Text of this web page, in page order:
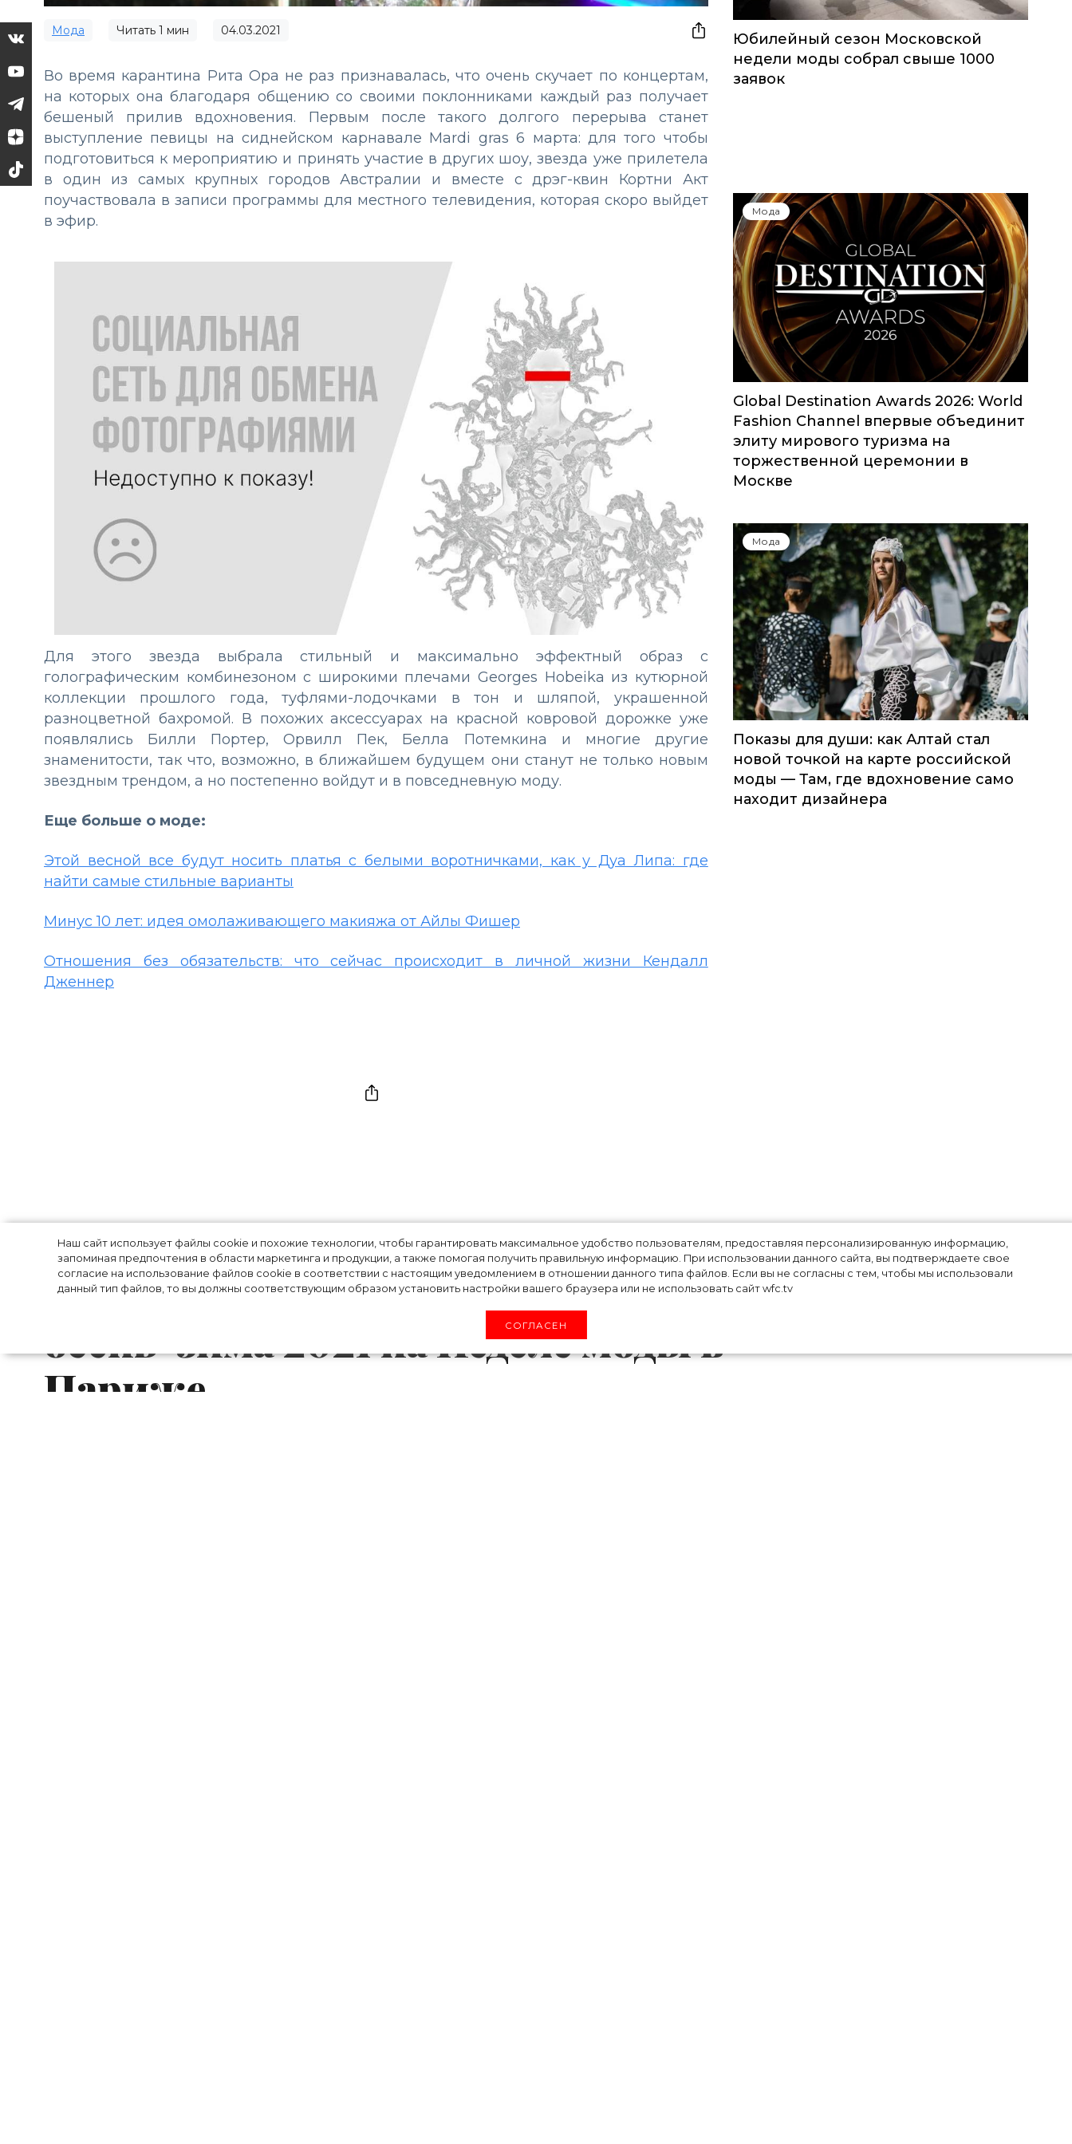
Наш сайт использует файлы cookie и похожие технологии, чтобы гарантировать максимальное удобство пользователям, предоставляя персонализированную информацию,
запоминая предпочтения в области маркетинга и продукции, а также помогая получить правильную информацию. При использовании данного сайта, вы подтверждаете свое
согласие на использование файлов cookie в соответствии с настоящим уведомлением в отношении данного типа файлов. Если вы не согласны с тем, чтобы мы использовали
данный тип файлов, то вы должны соответствующим образом установить настройки вашего браузера или не использовать сайт wfc.tv
СОГЛАСЕН
Мода Читать 1 мин 04.03.2021
Во время карантина Рита Ора не раз признавалась, что очень скучает по концертам,
на которых она благодаря общению со своими поклонниками каждый раз получает
бешеный прилив вдохновения. Первым после такого долгого перерыва станет
выступление певицы на сиднейском карнавале Mardi gras 6 марта: для того чтобы
подготовиться к мероприятию и принять участие в других шоу, звезда уже прилетела
в один из самых крупных городов Австралии и вместе с дрэг-квин Кортни Акт
поучаствовала в записи программы для местного телевидения, которая скоро выйдет
в эфир.
Для этого звезда выбрала стильный и максимально эффектный образ с
голографическим комбинезоном с широкими плечами Georges Hobeika из кутюрной
коллекции прошлого года, туфлями-лодочками в тон и шляпой, украшенной
разноцветной бахромой. В похожих аксессуарах на красной ковровой дорожке уже
появлялись Билли Портер, Орвилл Пек, Белла Потемкина и многие другие
знаменитости, так что, возможно, в ближайшем будущем они станут не только новым
звездным трендом, а но постепенно войдут и в повседневную моду.
Еще больше о моде:
Этой весной все будут носить платья с белыми воротничками, как у Дуа Липа: где
найти самые стильные варианты
Минус 10 лет: идея омолаживающего макияжа от Айлы Фишер
Отношения без обязательств: что сейчас происходит в личной жизни Кендалл
Дженнер
Юбилейный сезон Московской
недели моды собрал свыше 1000
заявок
Мода
Global Destination Awards 2026: World
Fashion Channel впервые объединит
элиту мирового туризма на
торжественной церемонии в
Москве
Мода
Показы для души: как Алтай стал
новой точкой на карте российской
моды — Там, где вдохновение само
находит дизайнера
Танцы в темноте: как прошел
показ коллекции Dries Van Noten
осень-зима 2021 на Неделе моды в
Париже